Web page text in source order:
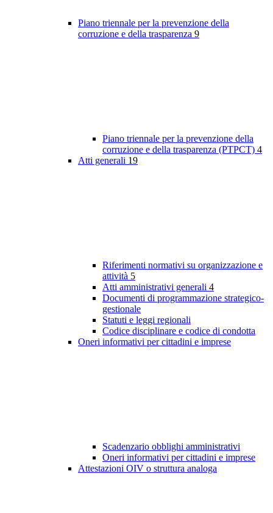
Piano triennale per la prevenzione della
corruzione e della trasparenza 9
Piano triennale per la prevenzione della
corruzione e della trasparenza (PTPCT) 4
Atti generali 19
Riferimenti normativi su organizzazione e
attività 5
Atti amministrativi generali 4
Documenti di programmazione strategico-
gestionale
Statuti e leggi regionali
Codice disciplinare e codice di condotta
Oneri informativi per cittadini e imprese
Scadenzario obblighi amministrativi
Oneri informativi per cittadini e imprese
Attestazioni OIV o struttura analoga